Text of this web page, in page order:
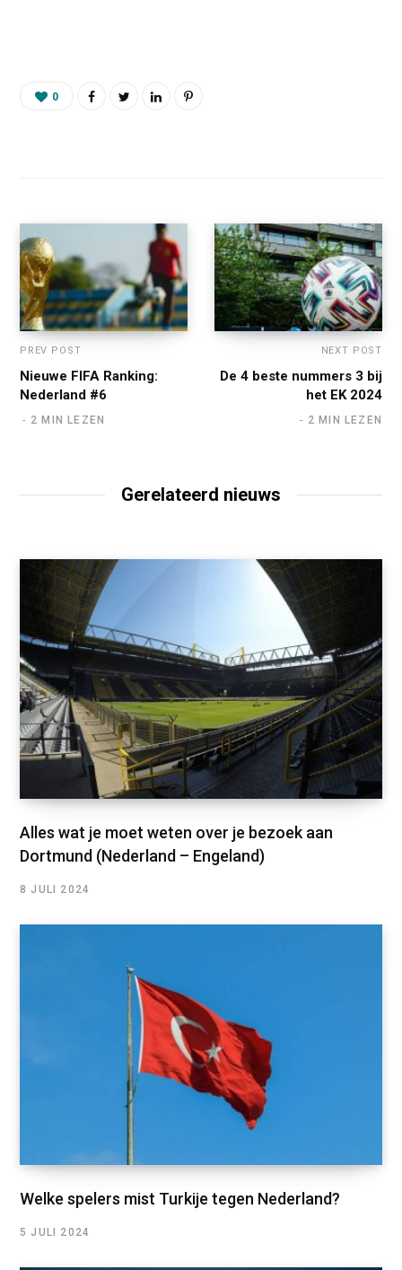
0
PREV POST
Nieuwe FIFA Ranking:
Nederland #6
2 MIN LEZEN
NEXT POST
De 4 beste nummers 3 bij
het EK 2024
2 MIN LEZEN
Gerelateerd nieuws
Alles wat je moet weten over je bezoek aan
Dortmund (Nederland – Engeland)
8 JULI 2024
Welke spelers mist Turkije tegen Nederland?
5 JULI 2024